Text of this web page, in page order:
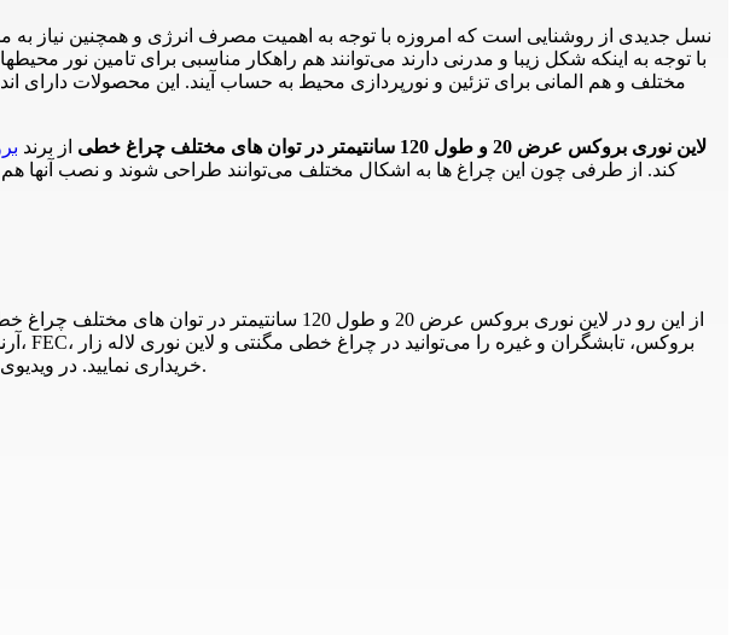
مختلف و هم المانی برای تزئین و نورپردازی محیط به حساب آیند. این محصولات دارای
لاین نوری بروکس عرض 20 و طول 120 سانتیمتر در توان های مختلف چراغ خطی از برند
کند. از طرفی چون این چراغ ها به اشکال مختلف می‌توانند طراحی شوند و نصب
از این رو در لاین نوری بروکس عرض 20 و طول 120
خریداری نمایید. درو لاین نوری لاله زار را مشاهده می‌کنید.